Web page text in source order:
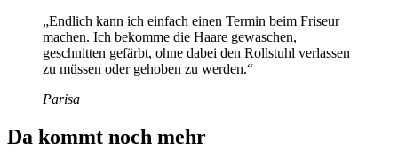
„Endlich kann ich einfach einen Termin beim Friseur
machen. Ich bekomme die Haare gewaschen,
geschnitten gefärbt, ohne dabei den Rollstuhl verlassen
zu müssen oder gehoben zu werden.“
Parisa
Da kommt noch mehr